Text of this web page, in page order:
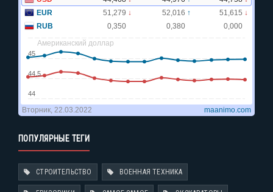
ПОПУЛЯРНЫЕ ТЕГИ
СТРОИТЕЛЬСТВО ВОЕННАЯ ТЕХНИКА